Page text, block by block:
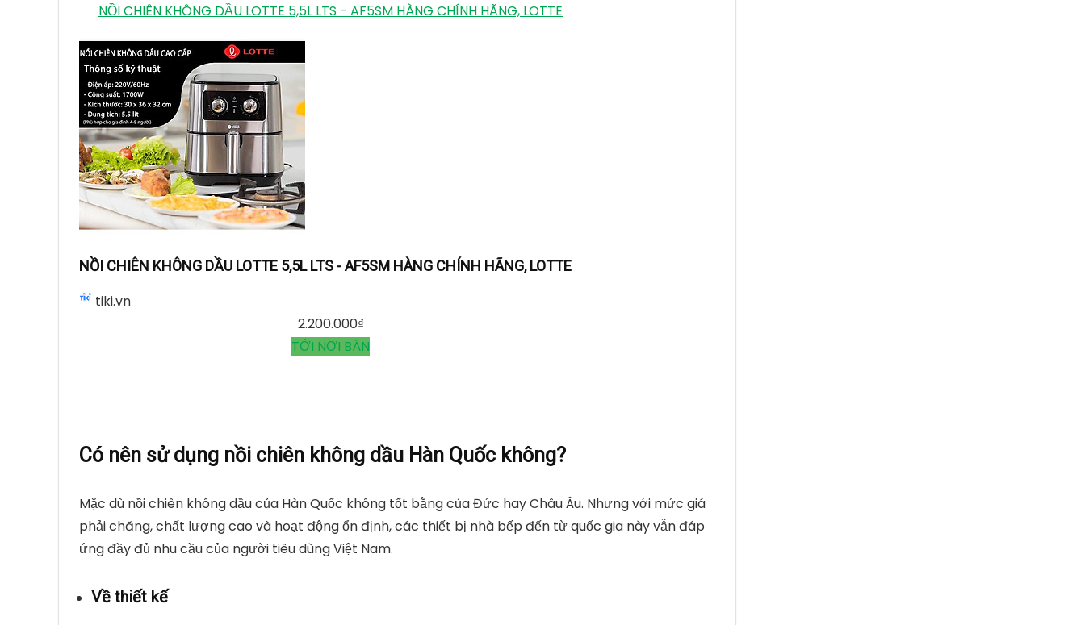
NỒI CHIÊN KHÔNG DẦU LOTTE 5,5L LTS - AF5SM HÀNG CHÍNH HÃNG, LOTTE
NỒI CHIÊN KHÔNG DẦU LOTTE 5,5L LTS - AF5SM HÀNG CHÍNH HÃNG, LOTTE
tiki.vn
2.200.000₫
TỚI NƠI BÁN
Có nên sử dụng nồi chiên không dầu Hàn Quốc không?
Mặc dù nồi chiên không dầu của Hàn Quốc không tốt bằng của Đức hay Châu Âu. Nhưng với mức giá
phải chăng, chất lượng cao và hoạt động ổn định, các thiết bị nhà bếp đến từ quốc gia này vẫn đáp
ứng đầy đủ nhu cầu của người tiêu dùng Việt Nam.
Về thiết kế